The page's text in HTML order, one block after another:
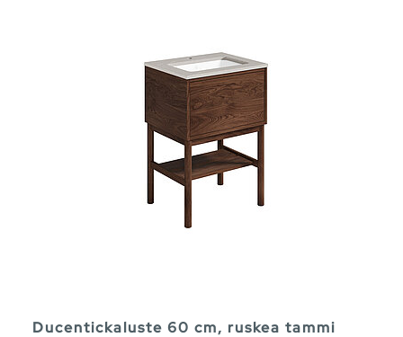
Ducentickaluste 60 cm, ruskea tammi